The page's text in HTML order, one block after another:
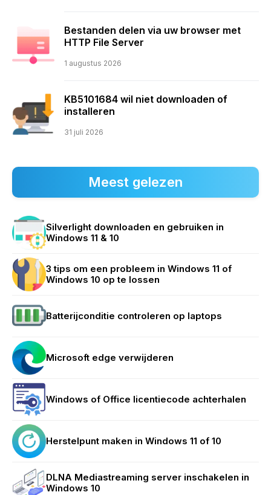
Bestanden delen via uw browser met
HTTP File Server
1 augustus 2026
KB5101684 wil niet downloaden of
installeren
31 juli 2026
Meest gelezen
Silverlight downloaden en gebruiken in
Windows 11 & 10
3 tips om een probleem in Windows 11 of
Windows 10 op te lossen
Batterijconditie controleren op laptops
Microsoft edge verwijderen
Windows of Office licentiecode achterhalen
Herstelpunt maken in Windows 11 of 10
DLNA Mediastreaming server inschakelen in
Windows 10